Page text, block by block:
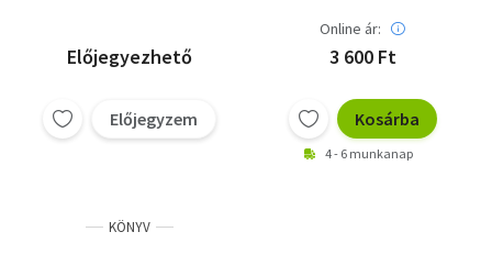
szimbolizmus, A
futurizmus, Az
expresszionizmus
Szabó György (szerk.)
Előjegyezhető
Előjegyzem
Online ár:
3 600 Ft
Kosárba
4 - 6 munkanap
KÖNYV